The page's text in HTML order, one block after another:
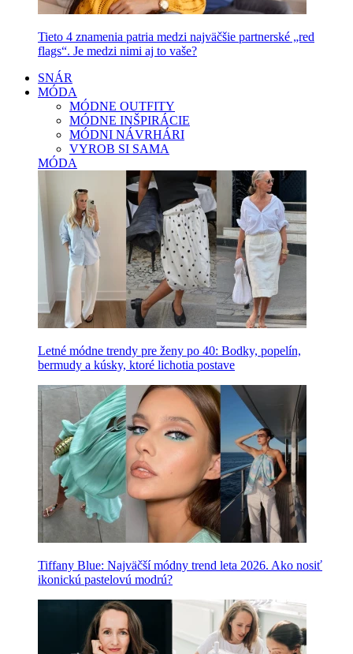
Tieto 4 znamenia patria medzi najväčšie partnerské „red
flags“. Je medzi nimi aj to vaše?
SNÁR
MÓDA
MÓDNE OUTFITY
MÓDNE INŠPIRÁCIE
MÓDNI NÁVRHÁRI
VYROB SI SAMA
MÓDA
Letné módne trendy pre ženy po 40: Bodky, popelín,
bermudy a kúsky, ktoré lichotia postave
Tiffany Blue: Najväčší módny trend leta 2026. Ako nosiť
ikonickú pastelovú modrú?